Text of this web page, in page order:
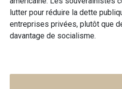
lutter pour réduire la dette
entreprises privées, plutôt que
davantage de socialisme.